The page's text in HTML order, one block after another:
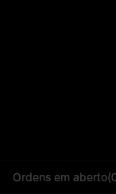
Ordens em